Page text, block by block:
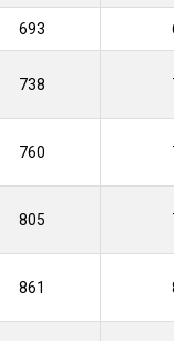
693
738
760
805
861